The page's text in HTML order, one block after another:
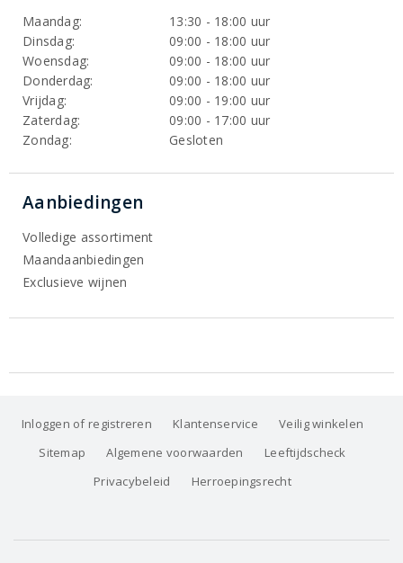
Maandag:
13:30 - 18:00 uur
Dinsdag:
09:00 - 18:00 uur
Woensdag:
09:00 - 18:00 uur
Donderdag:
09:00 - 18:00 uur
Vrijdag:
09:00 - 19:00 uur
Zaterdag:
09:00 - 17:00 uur
Zondag:
Gesloten
Aanbiedingen
Volledige assortiment
Maandaanbiedingen
Exclusieve wijnen
Inloggen of registreren Klantenservice
Veilig winkelen
Sitemap
Algemene voorwaarden
Leeftijdscheck
Privacybeleid
Herroepingsrecht